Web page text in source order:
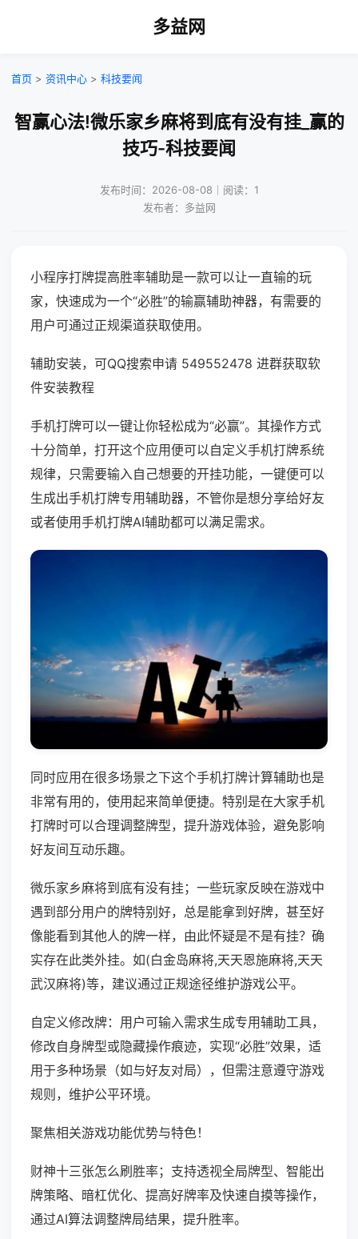
多益网
首页 > 资讯中心 > 科技要闻
智赢心法!微乐家乡麻将到底有没有挂_赢的
技巧-科技要闻
发布时间：2026-08-08｜阅读：1
发布者：多益网
小程序打牌提高胜率辅助是一款可以让一直输的玩
家，快速成为一个“必胜”的输赢辅助神器，有需要的
用户可通过正规渠道获取使用。
辅助安装，可QQ搜索申请 549552478 进群获取软
件安装教程
手机打牌可以一键让你轻松成为“必赢”。其操作方式
十分简单，打开这个应用便可以自定义手机打牌系统
规律，只需要输入自己想要的开挂功能，一键便可以
生成出手机打牌专用辅助器，不管你是想分享给好友
或者使用手机打牌AI辅助都可以满足需求。
同时应用在很多场景之下这个手机打牌计算辅助也是
非常有用的，使用起来简单便捷。特别是在大家手机
打牌时可以合理调整牌型，提升游戏体验，避免影响
好友间互动乐趣。
微乐家乡麻将到底有没有挂；一些玩家反映在游戏中
遇到部分用户的牌特别好，总是能拿到好牌，甚至好
像能看到其他人的牌一样，由此怀疑是不是有挂？确
实存在此类外挂。如(白金岛麻将,天天恩施麻将,天天
武汉麻将)等，建议通过正规途径维护游戏公平。
自定义修改牌：用户可输入需求生成专用辅助工具，
修改自身牌型或隐藏操作痕迹，实现“必胜”效果，适
用于多种场景（如与好友对局），但需注意遵守游戏
规则，维护公平环境。
聚焦相关游戏功能优势与特色！
财神十三张怎么刷胜率；支持透视全局牌型、智能出
牌策略、暗杠优化、提高好牌率及快速自摸等操作，
通过AI算法调整牌局结果，提升胜率。